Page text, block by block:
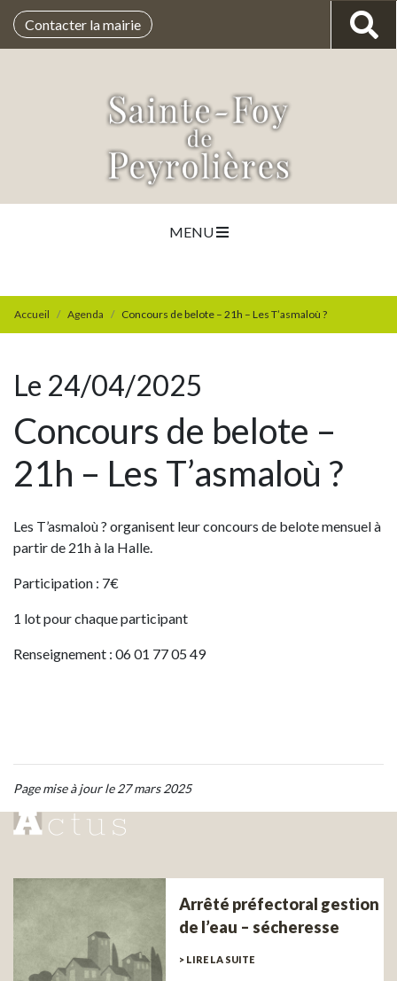
Contacter la mairie
MENU
Accueil Agenda Concours de belote – 21h – Les T’asmaloù ?
Le 24/04/2025
Concours de belote –
21h – Les T’asmaloù ?
Les T’asmaloù ? organisent leur concours de belote mensuel à
partir de 21h à la Halle.
Participation : 7€
1 lot pour chaque participant
Renseignement : 06 01 77 05 49
Page mise à jour le 27 mars 2025
Arrêté préfectoral gestion
de l’eau – sécheresse
> LIRE LA SUITE